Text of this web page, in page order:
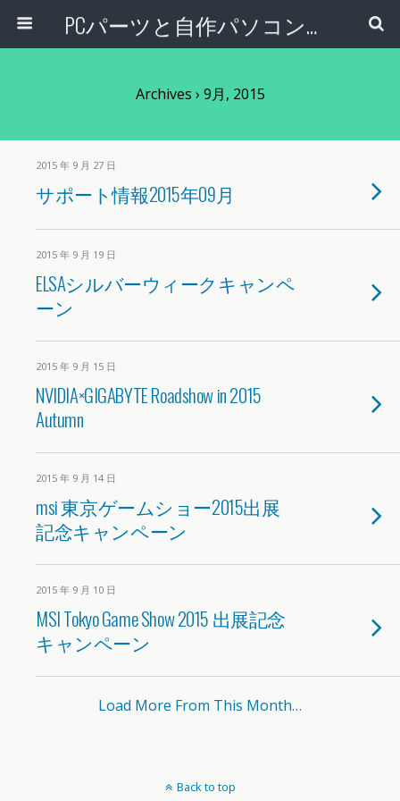
PCパーツと自作パソコン・組み立てパソコンの専門店 | PCワンズ
Archives › 9月, 2015
2015 年 9 月 27 日
サポート情報2015年09月
2015 年 9 月 19 日
ELSAシルバーウィークキャンペ
ーン
2015 年 9 月 15 日
NVIDIA×GIGABYTE Roadshow in 2015
Autumn
2015 年 9 月 14 日
msi 東京ゲームショー2015出展
記念キャンペーン
2015 年 9 月 10 日
MSI Tokyo Game Show 2015 出展記念
キャンペーン
Load More From This Month…
Back to top